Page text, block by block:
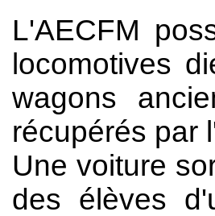
L'AECFM
locomotives
wagons
récupérés par
Une voiture
des élèves